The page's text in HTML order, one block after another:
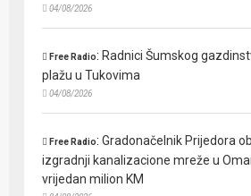
04/08/2026
Free Radio: Radnici Šumskog
plažu u Tukovima
04/08/2026
Free Radio:Gradonačelnik Prijedora
izgradnji kanalizacione mreže u
vrijedan milion KM